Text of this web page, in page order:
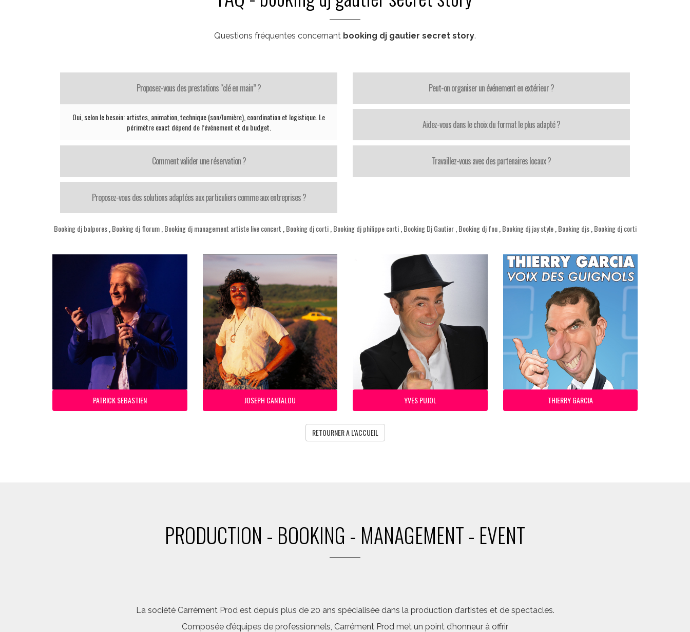
Questions fréquentes concernant booking dj gautier secret story.
Proposez-vous des prestations “clé en main” ?
Oui, selon le besoin: artistes, animation, technique (son/lumière), coordination et logistique. Le
périmètre exact dépend de l’événement et du budget.
Comment valider une réservation ?
Proposez-vous des solutions adaptées aux particuliers comme aux entreprises ?
Peut-on organiser un événement en extérieur ?
Aidez-vous dans le choix du format le plus adapté ?
Travaillez-vous avec des partenaires locaux ?
Booking dj balpores, Booking dj florum, Booking dj management artiste live concert Booking dj corti, Booking dj philippe corti, Booking Dj Gautier Booking dj fou, Booking dj jay style, Booking djs, Booking dj corti
PATRICK SEBASTIEN JOSEPH CANTALOU YVES PUJOL THIERRY GARCIA
RETOURNER A L'ACCUEIL
PRODUCTION - BOOKING - MANAGEMENT - EVENT
La société Carrément Prod est depuis plus de 20 ans spécialisée dans la production d’artistes et de spectacles.
Composée d’équipes de professionnels, Carrément Prod met un point d’honneur à offrir